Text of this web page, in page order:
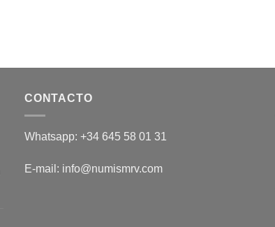
CONTACTO
Whatsapp: +34 645 58 01 31
E-mail: info@numismrv.com